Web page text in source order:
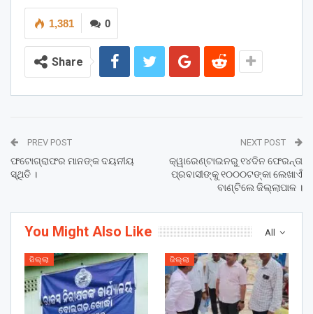
0
1,381
Share
PREV POST
ଫଟୋଗ୍ରାଫର ମାନଙ୍କ ଦୟନୀୟ
ସ୍ଥିତି ।
NEXT POST
କ୍ୱାରେଣ୍ଟାଇନରୁ ୧୪ଦିନ ଫେରନ୍ତା
ପ୍ରବାସୀଙ୍କୁ ୧୦୦୦ଟଙ୍କା ଲେଖାଏଁ
ବାଣ୍ଟିଲେ ଜିଲ୍ଲାପାଳ ।
All
You Might Also Like
ଜିଲ୍ଲା ଜିଲ୍ଲା